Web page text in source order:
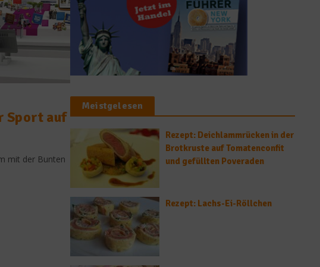
Sport auf
mit der Bunten
Meistgelesen
Rezept: Deichlammrücken in der
Brotkruste auf Tomatenconfit
und gefüllten Poveraden
Rezept: Lachs-Ei-Röllchen